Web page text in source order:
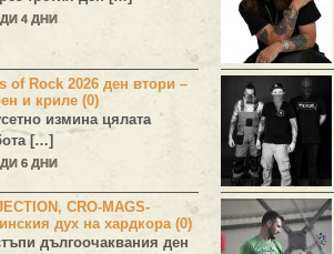
4 ДНИ
of Rock 2026 ден втори –
и криле (0)
измина цялата
[…]
6 ДНИ
CRO-MAGS-
дух на хардкора (0)
дългоочаквания ден